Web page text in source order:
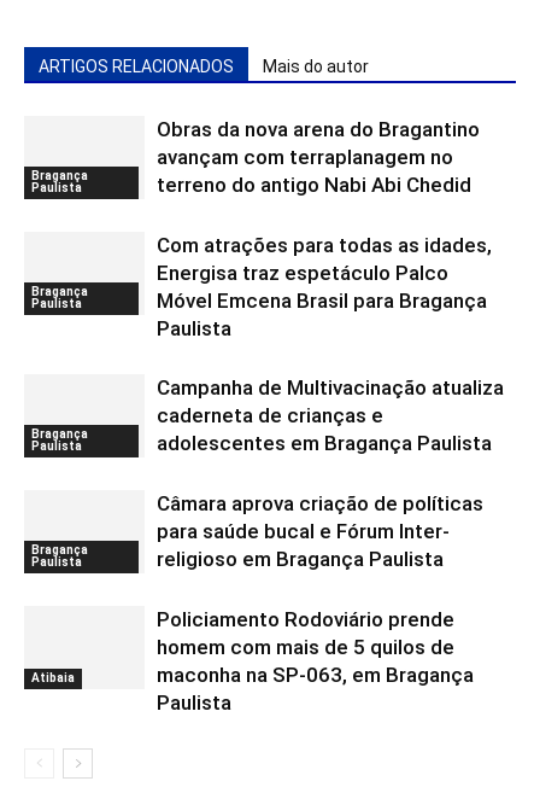
ARTIGOS RELACIONADOS Mais do autor
Bragança
Paulista
Obras da nova arena do Bragantino
avançam com terraplanagem no
terreno do antigo Nabi Abi Chedid
Bragança
Paulista
Com atrações para todas as idades,
Energisa traz espetáculo Palco
Móvel Emcena Brasil para Bragança
Paulista
Bragança
Paulista
Campanha de Multivacinação atualiza
caderneta de crianças e
adolescentes em Bragança Paulista
Bragança
Paulista
Câmara aprova criação de políticas
para saúde bucal e Fórum Inter-
religioso em Bragança Paulista
Atibaia
Policiamento Rodoviário prende
homem com mais de 5 quilos de
maconha na SP-063, em Bragança
Paulista